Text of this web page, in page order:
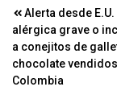
de
entradas
Alerta desde
alérgica grave o
a conejitos de
chocolate
Colombia